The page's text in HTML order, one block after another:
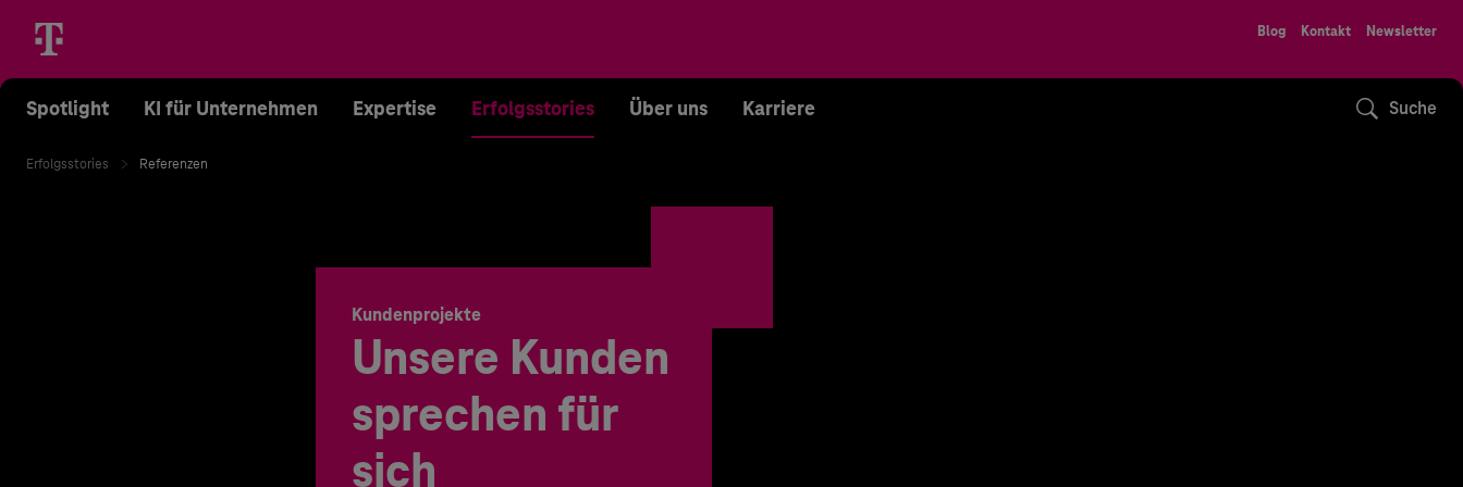
Blog Kontakt Newsletter
Spotlight KI für Unternehmen Expertise Erfolgsstories Über uns Karriere Suche
Erfolgsstories Referenzen
Kundenprojekte
Unsere Kunden
sprechen für
sich